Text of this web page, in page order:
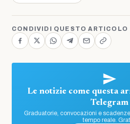
CONDIVIDI QUESTO ARTICOLO
Le notizie come questa
Telegram
Graduatorie, convocazioni e
tempo reale.